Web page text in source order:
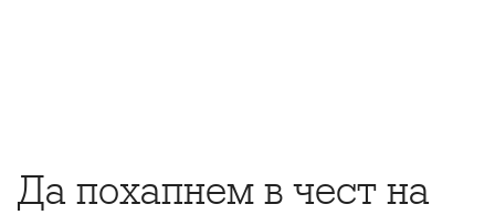
Да похапнем в чест на